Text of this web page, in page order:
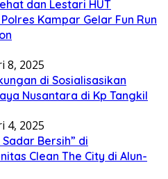
dan Lestari HUT
Kampar Gelar Fun Run
8, 2025
di Sosialisasikan
Nusantara di Kp Tangkil
4, 2025
Bersih” di
Clean The City di Alun-